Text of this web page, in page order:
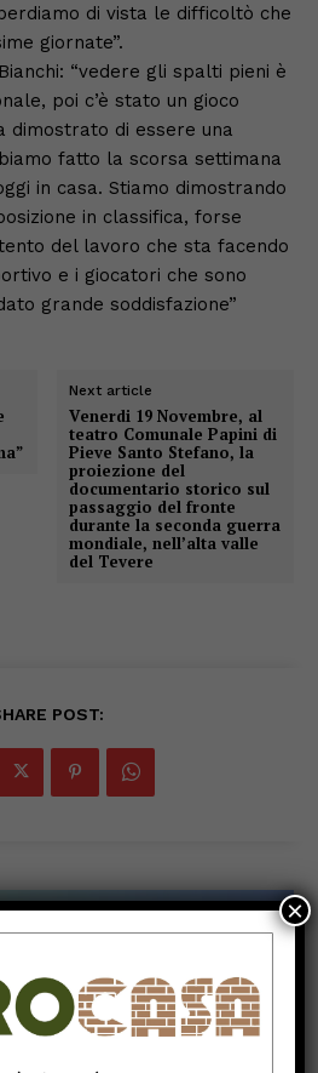
di vista le difficoltò che
giornate”.
“vedere gli spalti pieni è
poi c’è stato un gioco
dimostrato di essere una
fatto la scorsa settimana
in casa. Stiamo dimostrando
in classifica, forse
del lavoro che sta facendo
e i giocatori che sono
grande soddisfazione”
Next article
Venerdi 19 Novembre, al
teatro Comunale Papini di
Pieve Santo Stefano, la
proiezione del
documentario storico sul
passaggio del fronte
durante la seconda guerra
mondiale, nell’alta valle
del Tevere
POST:
×